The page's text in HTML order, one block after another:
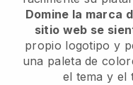
Domine la marca
sitio web se
propio logotipo y
una paleta de
el tema y el